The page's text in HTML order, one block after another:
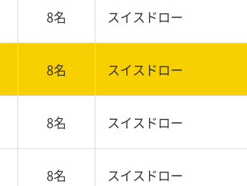
8名 スイスドロー
8名 スイスドロー
8名 スイスドロー
8名 スイスドロー